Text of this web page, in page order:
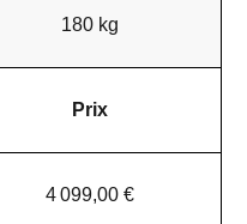
180 kg
Prix
4 099,00 €